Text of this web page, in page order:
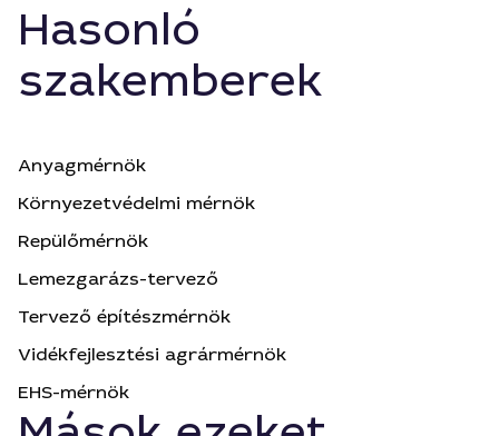
Hasonló
szakemberek
Anyagmérnök
Környezetvédelmi mérnök
Repülőmérnök
Lemezgarázs-tervező
Tervező építészmérnök
Vidékfejlesztési agrármérnök
EHS-mérnök